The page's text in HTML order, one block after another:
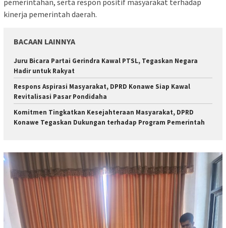
pemerintahan, serta respon positif masyarakat terhadap
kinerja pemerintah daerah.
BACAAN LAINNYA
‎Juru Bicara Partai Gerindra Kawal PTSL, Tegaskan Negara
Hadir untuk Rakyat
Respons Aspirasi Masyarakat, DPRD Konawe Siap Kawal
Revitalisasi Pasar Pondidaha
Komitmen Tingkatkan Kesejahteraan Masyarakat, DPRD
Konawe Tegaskan Dukungan terhadap Program Pemerintah